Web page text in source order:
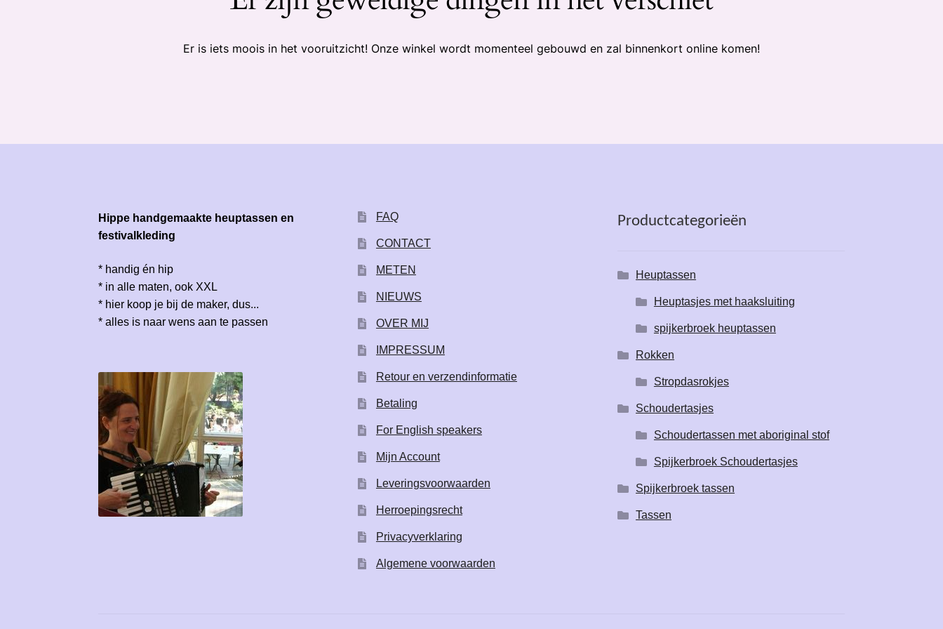
Er is iets moois in het vooruitzicht! Onze winkel wordt momenteel gebouwd en zal binnenkort online komen!
Hippe handgemaakte heuptassen en
festivalkleding
* handig én hip
* in alle maten, ook XXL
* hier koop je bij de maker, dus...
* alles is naar wens aan te passen
FAQ
CONTACT
METEN
NIEUWS
OVER MIJ
IMPRESSUM
Retour en verzendinformatie
Betaling
For English speakers
Mijn Account
Leveringsvoorwaarden
Herroepingsrecht
Privacyverklaring
Algemene voorwaarden
Productcategorieën
Heuptassen
Heuptasjes met haaksluiting
spijkerbroek heuptassen
Rokken
Stropdasrokjes
Schoudertasjes
Schoudertassen met aboriginal stof
Spijkerbroek Schoudertasjes
Spijkerbroek tassen
Tassen